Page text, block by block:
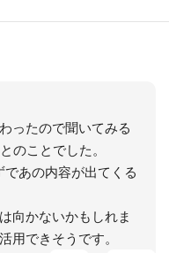
ったので聞いてみる
のことでした。
あの内容が出てくる
向かないかもしれま
用できそうです。